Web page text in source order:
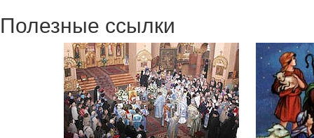
Полезные ссылки